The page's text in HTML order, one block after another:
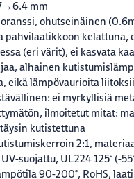
mm
oranssi, ohutseinäinen
pahvilaatikkoon kelattuna,
(eri värit), ei kasvata
alhainen
eikä lämpövaurioita
ei myrkyllisiä
ilmoitetut mitat:
kutistettuna
2:1,
suojattu, UL224 125° (-
90-200°, RoHS,